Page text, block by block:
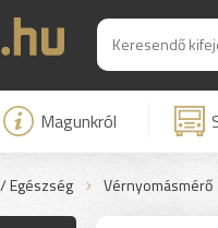
Magunkról
Egészség Vérnyomásmérő